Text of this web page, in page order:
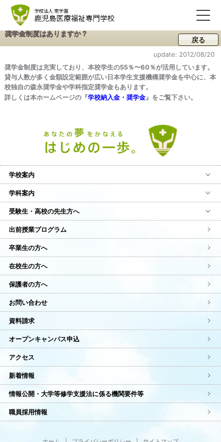
奨学金制度はありますか？
戻る
update: 2012/08/20
奨学金制度は充実しており、本校学生の55％〜60％が活用しています。
貸与人数が多く金額設定範囲が広い日本学生支援機構奨学金を中心に、本
校独自の森永奨学金や学科指定奨学金もあります。
詳しくは本ホームページの『学校納入金・奨学金』をご覧下さい。
学校案内
学科案内
受験生・高校の先生方へ
出前授業プログラム
卒業生の方へ
在校生の方へ
保護者の方へ
お問い合わせ
資料請求
オープンキャンパス申込
アクセス
新着情報
情報公開・大学等修学支援法に係る機関要件等
職員採用情報